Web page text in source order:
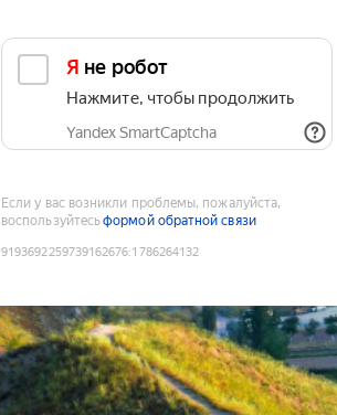
Я не робот
Нажмите, чтобы продолжить
Yandex SmartCaptcha
Если у вас возникли проблемы, пожалуйста,
воспользуйтесьформой обратной связи
9193692259739162676:1786264132